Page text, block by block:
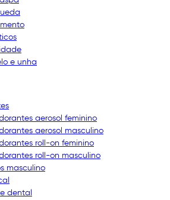
e unha
aerosol feminino
aerosol masculino
roll-on feminino
roll-on masculino
masculino
dental